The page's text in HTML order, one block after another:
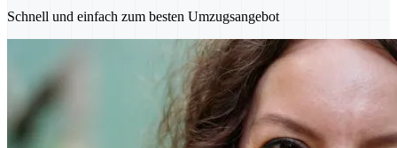
Schnell und einfach zum besten Umzugsangebot